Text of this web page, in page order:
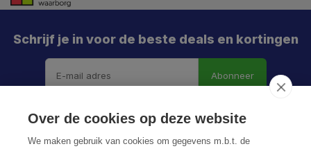
Schrijf je in voor de beste deals en kortingen
Abonneer
Over de cookies op deze website
We maken gebruik van cookies om gegevens m.b.t. de